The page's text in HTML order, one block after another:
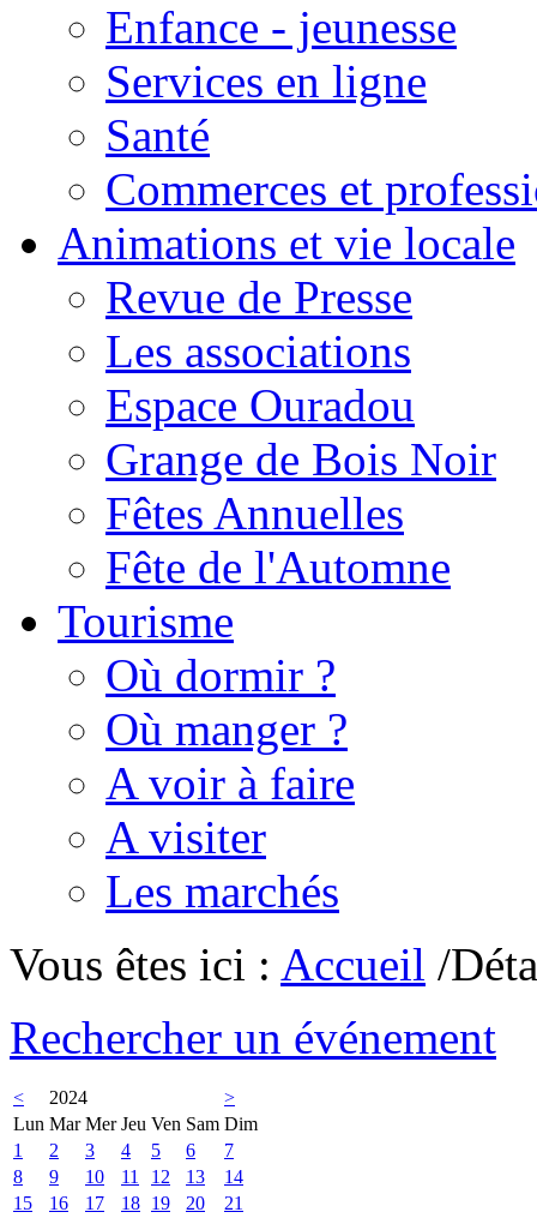
Enfance - jeunesse
Services en ligne
Santé
Commerces et
Animations et vie locale
Revue de Presse
Les associations
Espace Ouradou
Grange de Bois Noir
Fêtes Annuelles
Fête de l'Automne
Tourisme
Où dormir ?
Où manger ?
A voir à faire
A visiter
Les marchés
Vous êtes ici : Accueil /
Rechercher un événement
< 2024
>
Lun Mar Mer Jeu Ven Sam Dim
1
2 3 4 5 6
7
8
9 10 11 12 13
14
15
16 17 18 19 20
21